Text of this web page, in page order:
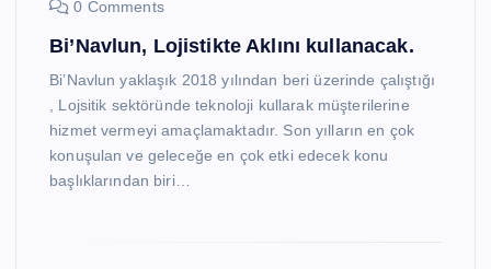
0 Comments
Bi’Navlun, Lojistikte Aklını kullanacak.
Bi’Navlun yaklaşık 2018 yılından beri üzerinde çalıştığı
, Lojsitik sektöründe teknoloji kullarak müşterilerine
hizmet vermeyi amaçlamaktadır. Son yılların en çok
konuşulan ve geleceğe en çok etki edecek konu
başlıklarından biri…